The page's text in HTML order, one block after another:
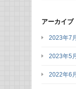
アーカイブ
2023年7月
2023年5月
2022年6月